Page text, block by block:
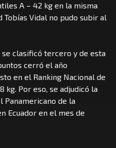
A – 42 kg en la misma
Vidal no pudo subir al
clasificó tercero y de esta
cerró el año
en el Ranking Nacional de
kg. Por eso, se adjudicó la
de la
Ecuador en el mes de